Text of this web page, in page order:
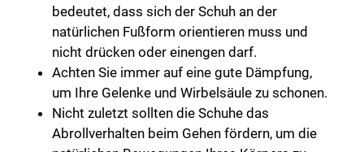
bedeutet, dass sich der Schuh an der
natürlichen Fußform orientieren muss und
nicht drücken oder einengen darf.
Achten Sie immer auf eine gute Dämpfung,
um Ihre Gelenke und Wirbelsäule zu schonen.
Nicht zuletzt sollten die Schuhe das
Abrollverhalten beim Gehen fördern, um die